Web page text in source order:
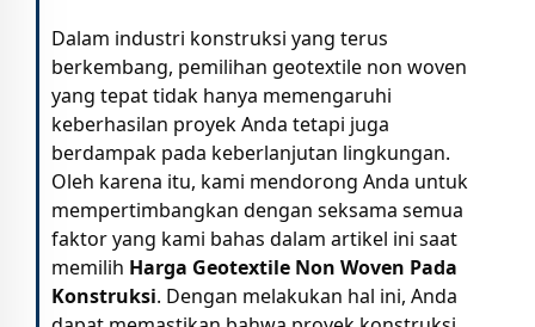
Dalam industri konstruksi yang terus
berkembang, pemilihan geotextile non woven
yang tepat tidak hanya memengaruhi
keberhasilan proyek Anda tetapi juga
berdampak pada keberlanjutan lingkungan.
Oleh karena itu, kami mendorong Anda untuk
mempertimbangkan dengan seksama semua
faktor yang kami bahas dalam artikel ini saat
memilih Harga Geotextile Non Woven Pada
Konstruksi. Dengan melakukan hal ini, Anda